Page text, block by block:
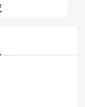
Aluminium,